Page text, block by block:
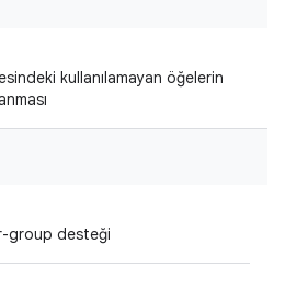
kullanılamayan öğelerin
group desteği